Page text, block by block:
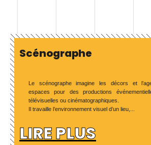
Scénographe
Le scénographe imagine les décors et
espaces pour des productions
télévisuelles ou cinématographiques.
Il travaille l’environnement visuel d’un lieu,...
LIRE PLUS